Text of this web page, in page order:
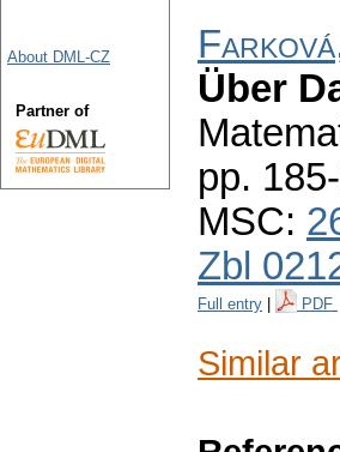
Über
pp.
MSC:
Zbl
Full entry PDF
Similar
About DML-CZ
Partner of